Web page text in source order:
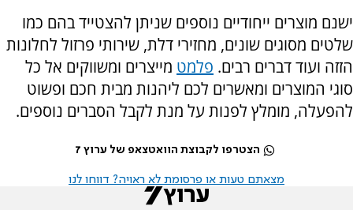
ישנם מוצרים ייחודיים נוספים שניתן להצטייד בהם כמו
שלטים מסוגים שונים, מחזירי דלת, שירותי פרזול לחלונות
הזזה ועוד דברים רבים. פלמט מייצרים ומשווקים אל כל
סוגי המוצרים ומאשרים לכם ליהנות מבית חכם ופשוט
להפעלה, מומלץ לפנות על מנת לקבל הסברים נוספים.
הצטרפו לקבוצת הוואטצאפ של ערוץ 7
מצאתם טעות או פרסומת לא ראויה? דווחו לנו